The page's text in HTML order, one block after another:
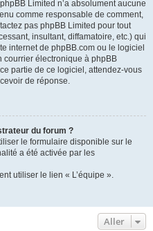
Limited n’a absolument aucune
comme responsable de comment,
pas phpBB Limited pour tout
insultant, diffamatoire, etc.) qui
internet de phpBB.com ou le logiciel
courrier électronique à phpBB
partie de ce logiciel, attendez-vous
de réponse.
du forum ?
le formulaire disponible sur le
a été activée par les
utiliser le lien « L’équipe ».
Aller